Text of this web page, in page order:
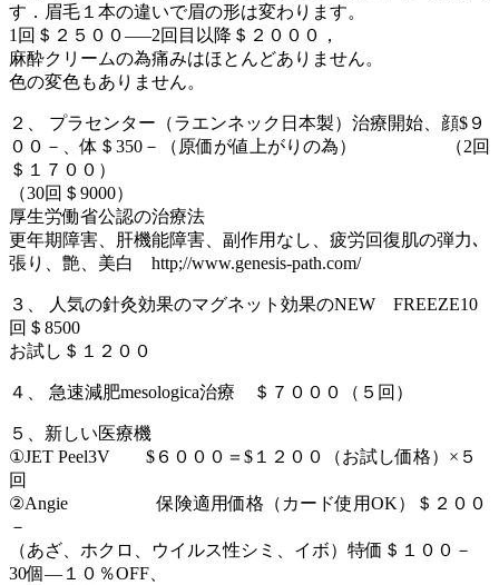
す．眉毛１本の違いで眉の形は変わります。
1回＄２５００—–2回目以降＄２０００，
麻酔クリームの為痛みはほとんどありません。
色の変色もありません。
２、 プラセンター（ラエンネック日本製）治療開始、顔$９
００－、体＄350－（原価が値上がりの為） （2回
＄１７００）
（30回＄9000）
厚生労働省公認の治療法
更年期障害、肝機能障害、副作用なし、疲労回復肌の弾力､
張り、艶、美白 http;//www.genesis-path.com/
３、 人気の針灸効果のマグネット効果のNEW FREEZE10
回＄8500
お試し＄１２００
４、 急速減肥mesologica治療 ＄７０００（５回）
５、新しい医療機
①JET Peel3V $６０００＝$１２００（お試し価格）×５
回
②Angie 保険適用価格（カード使用OK）＄２００
－
（あざ、ホクロ、ウイルス性シミ、イボ）特価＄１００－
30個―１０％OFF、